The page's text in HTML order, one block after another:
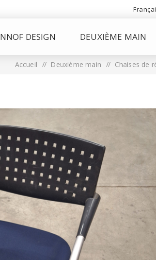
NNOF DESIGN DEUXIÈME MAIN
Accueil / Deuxième main / Chaises de